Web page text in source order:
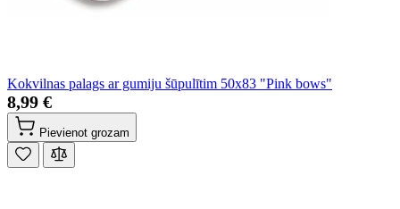
Kokvilnas palags ar gumiju šūpulītim 50x83 "Pink bows"
8,99 €
Pievienot grozam